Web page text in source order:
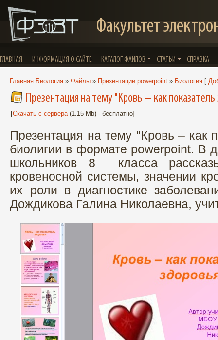
Факультет
ГЛАВНАЯ ИНФОРМАЦИЯ О САЙТЕ КАТАЛОГ ФАЙЛОВ СТАТЬИ СПРАВКА
Главная Биология » Файлы » Презентации powerpoint » Биология [
Презентация на тему "Кровь – как
[Скачать с сервера(1.15 Mb) - бесплатно]
Презентация на тему "Кровь – как
биолигии в формате powerpoint. В
школьников 8 класса
кровеносной системы, значении
их роли в диагностике
Дождикова Галина Николаевна,